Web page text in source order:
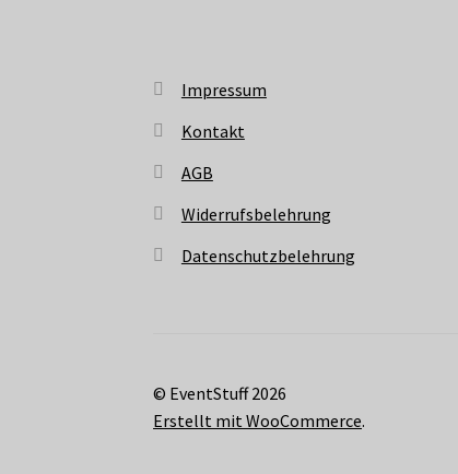
Impressum
Kontakt
AGB
Widerrufsbelehrung
Datenschutzbelehrung
© EventStuff 2026
Erstellt mit WooCommerce.